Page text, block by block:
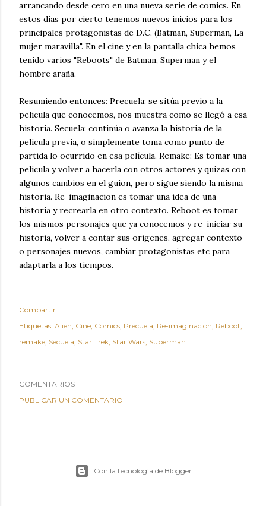
arrancando desde cero en una nueva serie de comics. En
estos dias por cierto tenemos nuevos inicios para los
principales protagonistas de D.C. (Batman, Superman, La
mujer maravilla". En el cine y en la pantalla chica hemos
tenido varios "Reboots" de Batman, Superman y el
hombre araña.
Resumiendo entonces: Precuela: se sitúa previo a la
pelicula que conocemos, nos muestra como se llegó a esa
historia. Secuela: continúa o avanza la historia de la
pelicula previa, o simplemente toma como punto de
partida lo ocurrido en esa película. Remake: Es tomar una
pelicula y volver a hacerla con otros actores y quizas con
algunos cambios en el guion, pero sigue siendo la misma
historia. Re-imaginacion es tomar una idea de una
historia y recrearla en otro contexto. Reboot es tomar
los mismos personajes que ya conocemos y re-iniciar su
historia, volver a contar sus origenes, agregar contexto
o personajes nuevos, cambiar protagonistas etc para
adaptarla a los tiempos.
Compartir
Etiquetas: Alien Cine Comics Precuela Re-imaginacion Reboot
remake Secuela Star Trek Star Wars Superman
COMENTARIOS
PUBLICAR UN COMENTARIO
Con la tecnología de Blogger